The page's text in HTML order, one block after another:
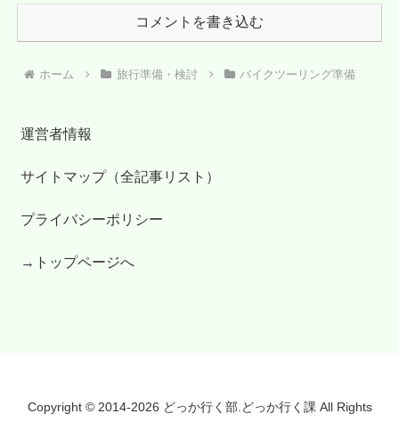
コメントを書き込む
ホーム 旅行準備・検討 バイクツーリング準備
運営者情報
サイトマップ（全記事リスト）
プライバシーポリシー
→トップページへ
Copyright © 2014-2026 どっか行く部.どっか行く課 All Rights